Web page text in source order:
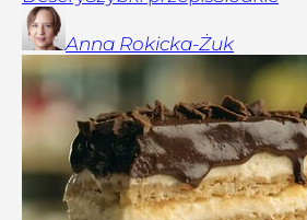
Anna Rokicka-Żuk